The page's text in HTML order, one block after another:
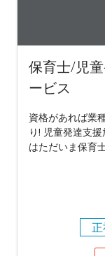
保育士/児
ービス
資格があれば業
り! 児童発達支
はただいま保育